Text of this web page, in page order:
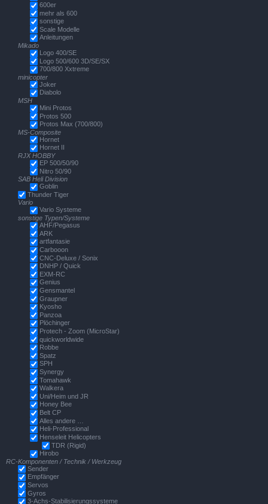
600er
mehr als 600
sonstige
Scale Modelle
Anleitungen
Mikado
Logo 400/SE
Logo 500/600 3D/SE/SX
700/800 Xxtreme
minicopter
Joker
Diabolo
MSH
Mini Protos
Protos 500
Protos Max (700/800)
MS-Composite
Hornet
Hornet II
RJX HOBBY
EP 500/50/90
Nitro 50/90
SAB Heli Division
Goblin
Thunder Tiger
Vario
Vario Systeme
sonstige Typen/Systeme
AHF/Pegasus
ARK
artfantasie
Carbooon
CNC-Deluxe / Sonix
DNHP / Quick
EXM-RC
Genius
Gensmantel
Graupner
Kyosho
Panzoa
Plöchinger
Protech - Zoom (MicroStar)
quickworldwide
Robbe
Spatz
SPH
Synergy
Tomahawk
Walkera
Uni/Heim und JR
Honey Bee
Belt CP
Alles andere …
Heli-Professional
Henseleit Helicopters
TDR (Rigid)
Hirobo
RC-Komponenten / Technik / Werkzeug
Sender
Empfänger
Servos
Gyros
3-Achs-Stabilisierungssysteme